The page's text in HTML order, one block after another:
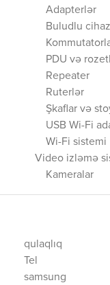
Adapterlər
Buludlu
PDU və
Repeater
Ruterlər
Şkaflar və
USB Wi-Fi
Wi-Fi sistemi
Video izləmə
Kameralar
qulaqlıq
Tel
samsung